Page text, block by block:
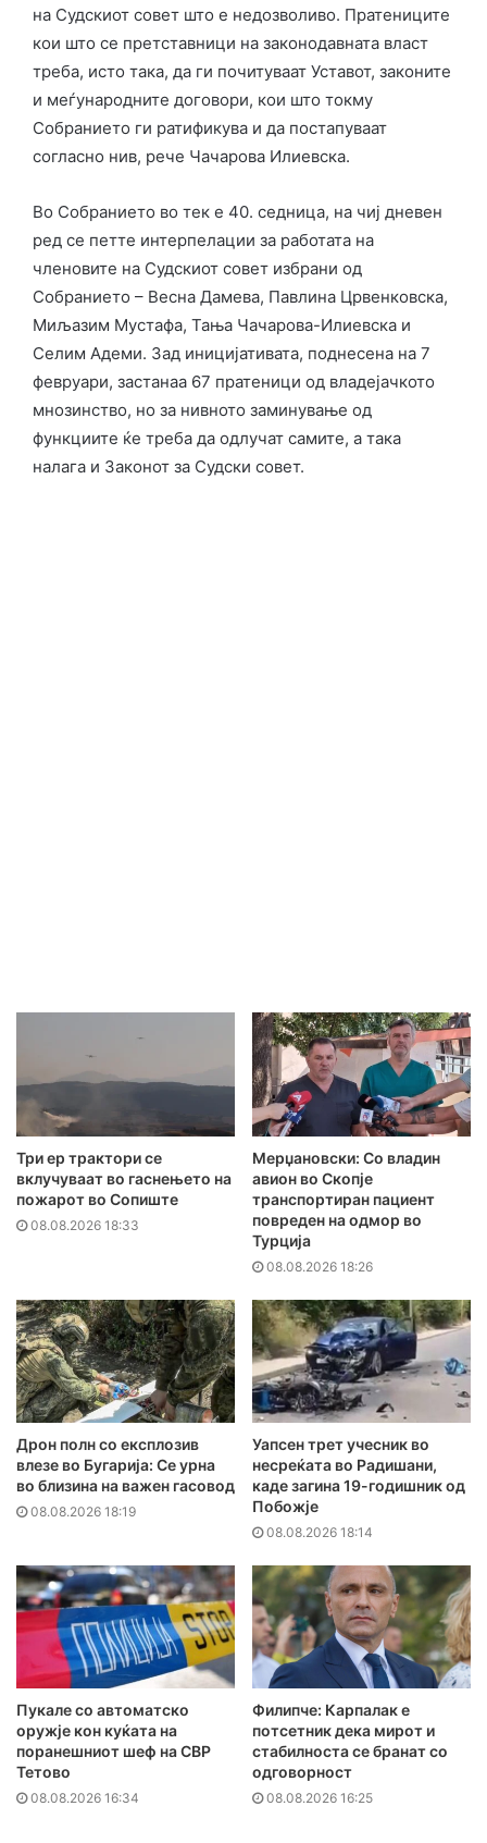
на Судскиот совет што е недозволиво. Пратениците
кои што се претставници на законодавната власт
треба, исто така, да ги почитуваат Уставот, законите
и меѓународните договори, кои што токму
Собранието ги ратификува и да постапуваат
согласно нив, рече Чачарова Илиевска.
Во Собранието во тек е 40. седница, на чиј дневен
ред се петте интерпелации за работата на
членовите на Судскиот совет избрани од
Собранието – Весна Дамева, Павлина Црвенковска,
Миљазим Мустафа, Тања Чачарова-Илиевска и
Селим Адеми. Зад иницијативата, поднесена на 7
февруари, застанаа 67 пратеници од владејачкото
мнозинство, но за нивното заминување од
функциите ќе треба да одлучат самите, а така
налага и Законот за Судски совет.
Три ер трактори се
вклучуваат во гаснењето на
пожарот во Сопиште
08.08.2026 18:33
Мерџановски: Со владин
авион во Скопје
транспортиран пациент
повреден на одмор во
Турција
08.08.2026 18:26
Дрон полн со експлозив
влезе во Бугарија: Се урна
во близина на важен гасовод
08.08.2026 18:19
Уапсен трет учесник во
несреќата во Радишани,
каде загина 19-годишник од
Побожје
08.08.2026 18:14
Пукале со автоматско
оружје кон куќата на
поранешниот шеф на СВР
Тетово
08.08.2026 16:34
Филипче: Карпалак е
потсетник дека мирот и
стабилноста се бранат со
одговорност
08.08.2026 16:25